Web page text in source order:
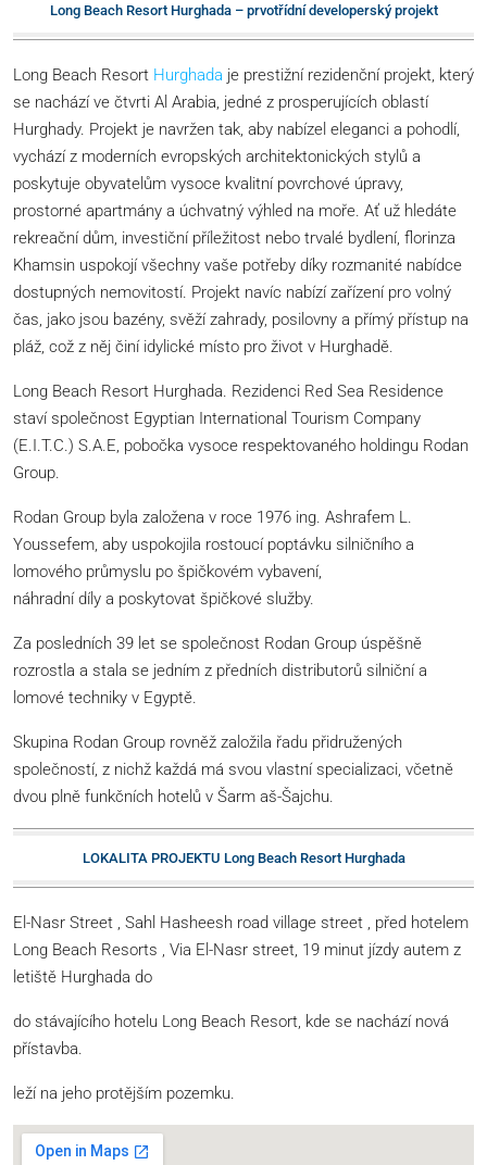
Long Beach Resort Hurghada – prvotřídní developerský projekt
Long Beach Resort Hurghada je prestižní rezidenční projekt, který
se nachází ve čtvrti Al Arabia, jedné z prosperujících oblastí
Hurghady. Projekt je navržen tak, aby nabízel eleganci a pohodlí,
vychází z moderních evropských architektonických stylů a
poskytuje obyvatelům vysoce kvalitní povrchové úpravy,
prostorné apartmány a úchvatný výhled na moře. Ať už hledáte
rekreační dům, investiční příležitost nebo trvalé bydlení, florinza
Khamsin uspokojí všechny vaše potřeby díky rozmanité nabídce
dostupných nemovitostí. Projekt navíc nabízí zařízení pro volný
čas, jako jsou bazény, svěží zahrady, posilovny a přímý přístup na
pláž, což z něj činí idylické místo pro život v Hurghadě.
Long Beach Resort Hurghada. Rezidenci Red Sea Residence
staví společnost Egyptian International Tourism Company
(E.I.T.C.) S.A.E, pobočka vysoce respektovaného holdingu Rodan
Group.
Rodan Group byla založena v roce 1976 ing. Ashrafem L.
Youssefem, aby uspokojila rostoucí poptávku silničního a
lomového průmyslu po špičkovém vybavení,
náhradní díly a poskytovat špičkové služby.
Za posledních 39 let se společnost Rodan Group úspěšně
rozrostla a stala se jedním z předních distributorů silniční a
lomové techniky v Egyptě.
Skupina Rodan Group rovněž založila řadu přidružených
společností, z nichž každá má svou vlastní specializaci, včetně
dvou plně funkčních hotelů v Šarm aš-Šajchu.
LOKALITA PROJEKTU Long Beach Resort Hurghada
El-Nasr Street , Sahl Hasheesh road village street , před hotelem
Long Beach Resorts , Via El-Nasr street, 19 minut jízdy autem z
letiště Hurghada do
do stávajícího hotelu Long Beach Resort, kde se nachází nová
přístavba.
leží na jeho protějším pozemku.